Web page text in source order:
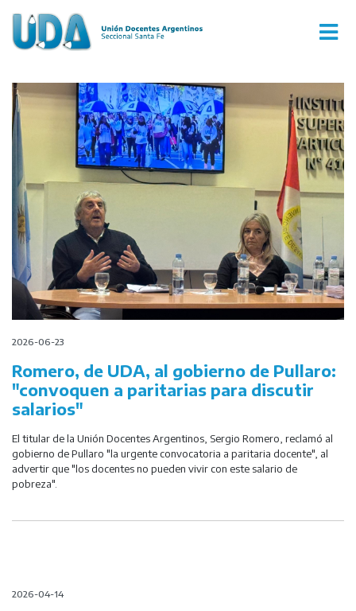
2026-06-23
Romero, de UDA, al gobierno de Pullaro:
"convoquen a paritarias para discutir
salarios"
El titular de la Unión Docentes Argentinos, Sergio Romero, reclamó al
gobierno de Pullaro "la urgente convocatoria a paritaria docente", al
advertir que "los docentes no pueden vivir con este salario de
pobreza".
2026-04-14